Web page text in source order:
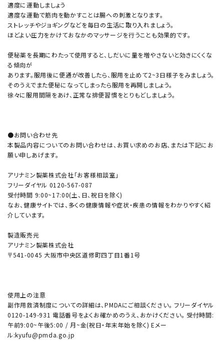
適度に運動しましょう
適度な運動で筋肉を動かすことは腸への刺激となります。
ストレッチやジョギングなどを毎日の生活に取り入れましょう。
ほどよい圧力をかけておなかのマッサージを行うことも効果的です。
便秘薬を長期にわたって使用すると、しだいに量を増やさないと効きにくくな
る傾向が
あります。服用後に便通が改善したら、服用を止めて2~3日様子をみましょう。
そのうえでまた便秘になってしまったら服用を再開しましょう。
徐々に服用間隔をあけ、正常な排便習慣をとりもどしましょう。
●お問い合わせ先
本製品内容についてのお問い合わせは、お買い求めのお店、または下記にお
願い申しあげます。
アリナミン製薬株式会社「お客様相談室」
フリーダイヤル 0120-567-087
受付時間 9:00~17:00(土、日、祝日を除く)
なお、健康サイトでは、多くの健康情報や症状・疾患の情報をわかりやすく紹
介しています。
製造販売元
アリナミン製薬株式会社
〒541-0045 大阪市中央区道修町四丁目1番1号
使用上の注意
副作用救済制度についての詳細は、PMDAにご相談ください。 フリーダイヤル
0120-149-931 電話番号をよくお確かめのうえ、おかけください。 受付時間:
午前9:00~午後5:00 / 月~金(祝日・年末年始を除く) Eメー
ル:kyufu@pmda.go.jp